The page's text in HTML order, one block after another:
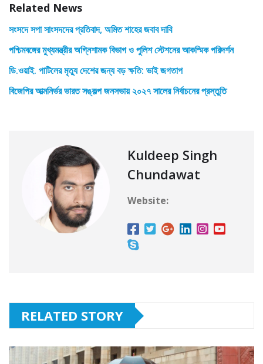
Related News
সংসদে সপা সাংসদদের প্রতিবাদ, অমিত শাহের জবাব দাবি
পশ্চিমবঙ্গের মুখ্যমন্ত্রীর অগ্নিশামক বিভাগ ও পুলিশ স্টেশনের আকস্মিক পরিদর্শন
ডি.ওয়াই. পাটিলের মৃত্যু দেশের জন্য বড় ক্ষতি: ভাই জগতাপ
বিজেপির আত্মনির্ভর ভারত সঙ্কল্প জনসভায় ২০২৭ সালের নির্বাচনের প্রস্তুতি
Kuldeep Singh
Chundawat
Website:
RELATED STORY